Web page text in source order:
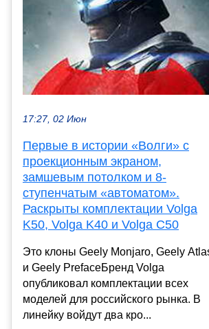
17:27, 02 Июн
Первые в истории «Волги» с
проекционным экраном,
замшевым потолком и 8-
ступенчатым «автоматом».
Раскрыты комплектации Volga
K50, Volga K40 и Volga C50
Это клоны Geely Monjaro, Geely
и Geely PrefaceБренд Volga
опубликовал комплектации всех
моделей для российского рынка. В
линейку войдут два кро...